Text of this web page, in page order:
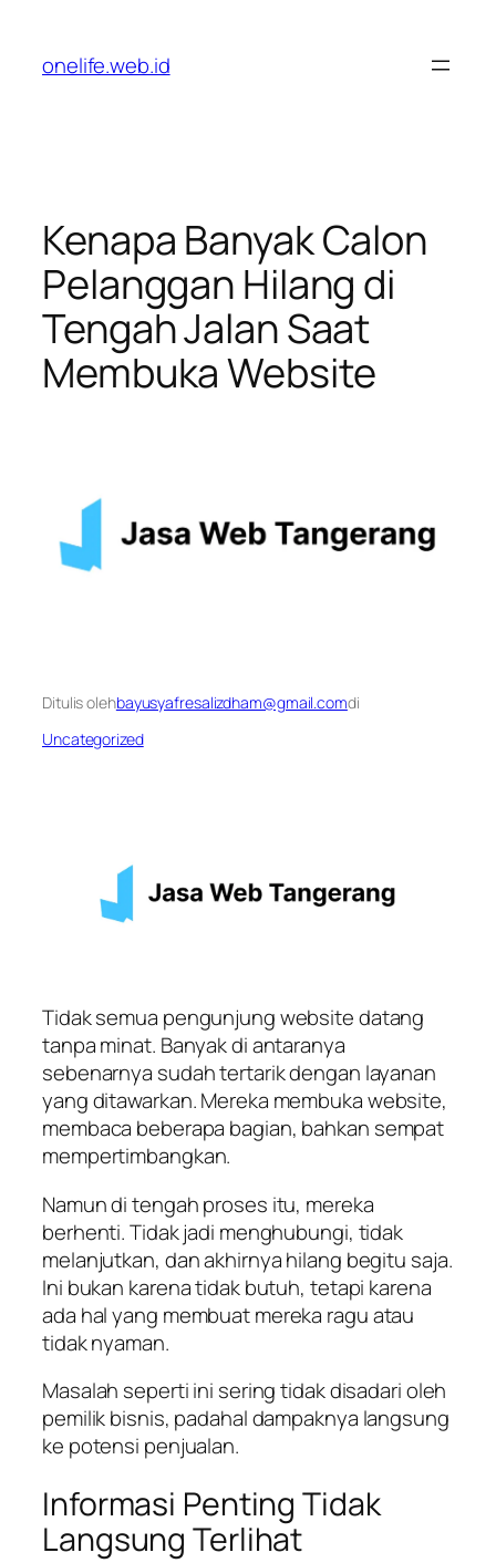
konten
onelife.web.id
Kenapa Banyak Calon
Pelanggan Hilang di
Tengah Jalan Saat
Membuka Website
Ditulis olehbayusyafresalizdham@gmail.comdi
Uncategorized
Tidak semua pengunjung website datang
tanpa minat. Banyak di antaranya
sebenarnya sudah tertarik dengan layanan
yang ditawarkan. Mereka membuka website,
membaca beberapa bagian, bahkan sempat
mempertimbangkan.
Namun di tengah proses itu, mereka
berhenti. Tidak jadi menghubungi, tidak
melanjutkan, dan akhirnya hilang begitu saja.
Ini bukan karena tidak butuh, tetapi karena
ada hal yang membuat mereka ragu atau
tidak nyaman.
Masalah seperti ini sering tidak disadari oleh
pemilik bisnis, padahal dampaknya langsung
ke potensi penjualan.
Informasi Penting Tidak
Langsung Terlihat